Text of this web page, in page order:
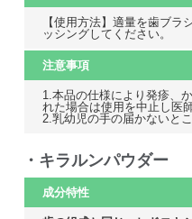
【使用方法】適量を歯ブラ
ッシングしてください。
注意事項
1.本品の仕様により発疹、
れた場合は使用を中止し医
2.乳幼児の手の届かないと
・キラルンパウダー
成分特性